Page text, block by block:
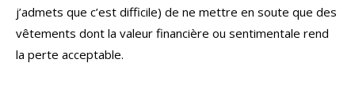
j’admets que c’est difficile) de ne mettre en soute que des
vêtements dont la valeur financière ou sentimentale rend
la perte acceptable.